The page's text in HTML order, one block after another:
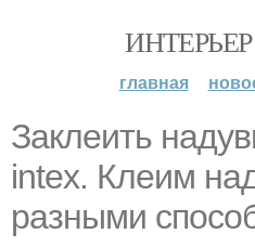
главная
Заклеить
intex. Клеим
разными